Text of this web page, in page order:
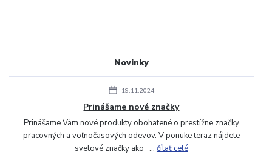
Novinky
19.11.2024
Prinášame nové značky
Prinášame Vám nové produkty obohatené o prestížne značky
pracovných a voľnočasových odevov. V ponuke teraz nájdete
svetové značky ako ... čítať celé